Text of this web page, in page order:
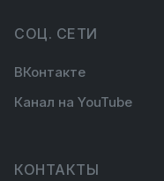
СОЦ. СЕТИ
ВКонтакте
Канал на YouTube
КОНТАКТЫ